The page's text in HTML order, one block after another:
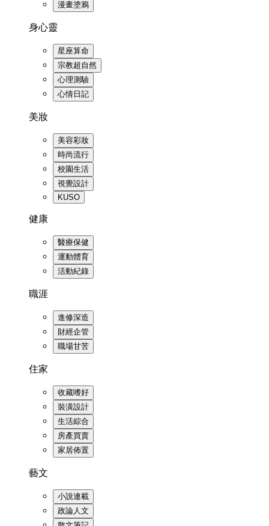
漫畫塗鴉
身心靈
星座算命
宗教超自然
心理測驗
心情日記
美妝
美容彩妝
時尚流行
校園生活
視覺設計
KUSO
健康
醫療保健
運動體育
活動紀錄
職涯
進修深造
財經企管
職場甘苦
住家
收藏嗜好
裝潢設計
生活綜合
房產買賣
家居佈置
藝文
小說連載
政論人文